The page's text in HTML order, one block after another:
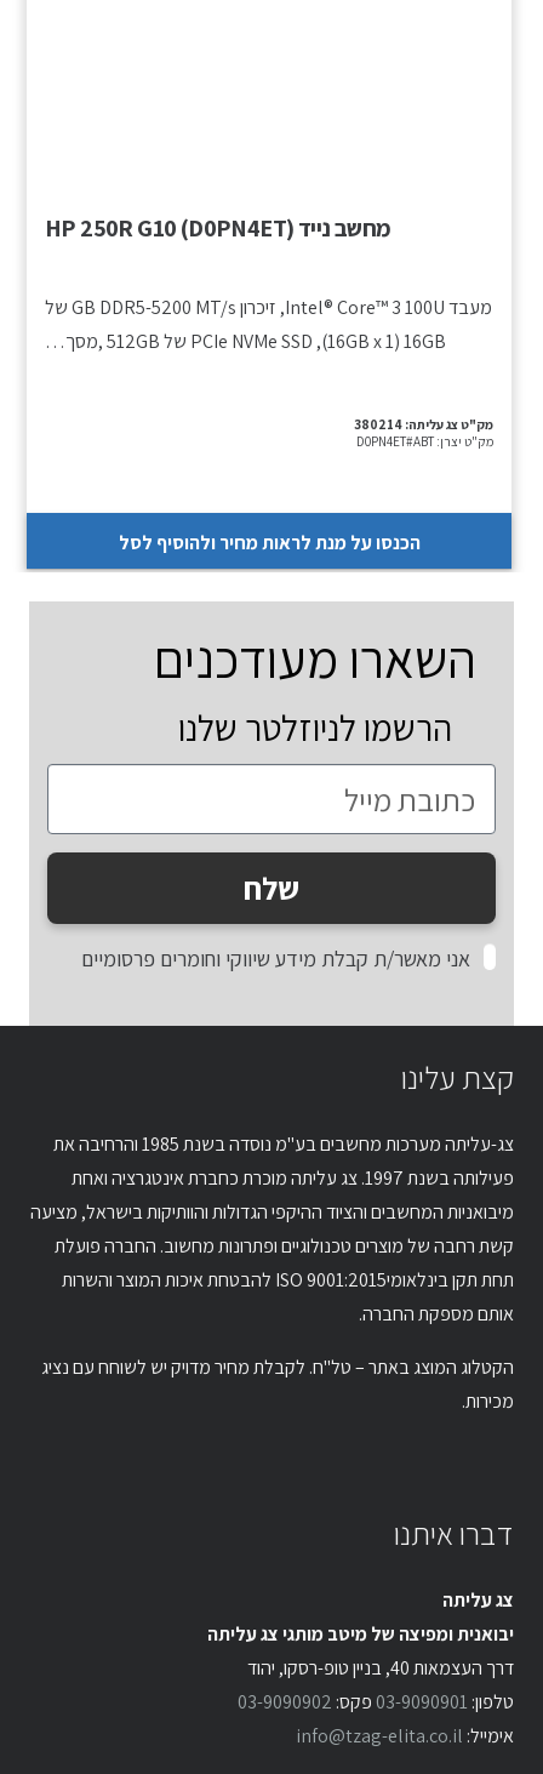
מחשב נייד HP 250R G10 (D0PN4ET)
מעבד Intel® Core™ 3 100U, זיכרון GB DDR5-5200 MT/s של
16GB ‏(1 ‏x ‏16GB), PCIe NVMe SSD של ‎512GB ,מסך…
מק"ט צג עליתה: 380214
מק"ט יצרן: D0PN4ET#ABT
הכנסו על מנת לראות מחיר ולהוסיף לסל
השארו מעודכנים
הרשמו לניוזלטר שלנו
אני מאשר/ת קבלת מידע שיווקי וחומרים פרסומיים
שלח
קצת עלינו
צג-עליתה מערכות מחשבים בע"מ נוסדה בשנת 1985 והרחיבה את
פעילותה בשנת 1997. צג עליתה מוכרת כחברת אינטגרציה ואחת
מיבואניות המחשבים והציוד ההיקפי הגדולות והוותיקות בישראל, מציעה
קשת רחבה של מוצרים טכנולוגיים ופתרונות מחשוב. החברה פועלת
תחת תקן בינלאומיISO 9001:2015 להבטחת איכות המוצר והשרות
אותם מספקת החברה.
הקטלוג המוצג באתר – טל"ח. לקבלת מחיר מדויק יש לשוחח עם נציג
מכירות.
דברו איתנו
צג עליתה
יבואנית ומפיצה של מיטב מותגי צג עליתה
דרך העצמאות 40, בניין טופ-רסקו, יהוד
טלפון: 03-9090901 פקס: 03-9090902
אימייל: info@tzag-elita.co.il